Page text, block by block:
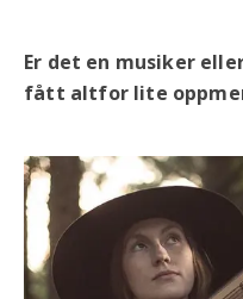
Er det en musiker
fått altfor lite